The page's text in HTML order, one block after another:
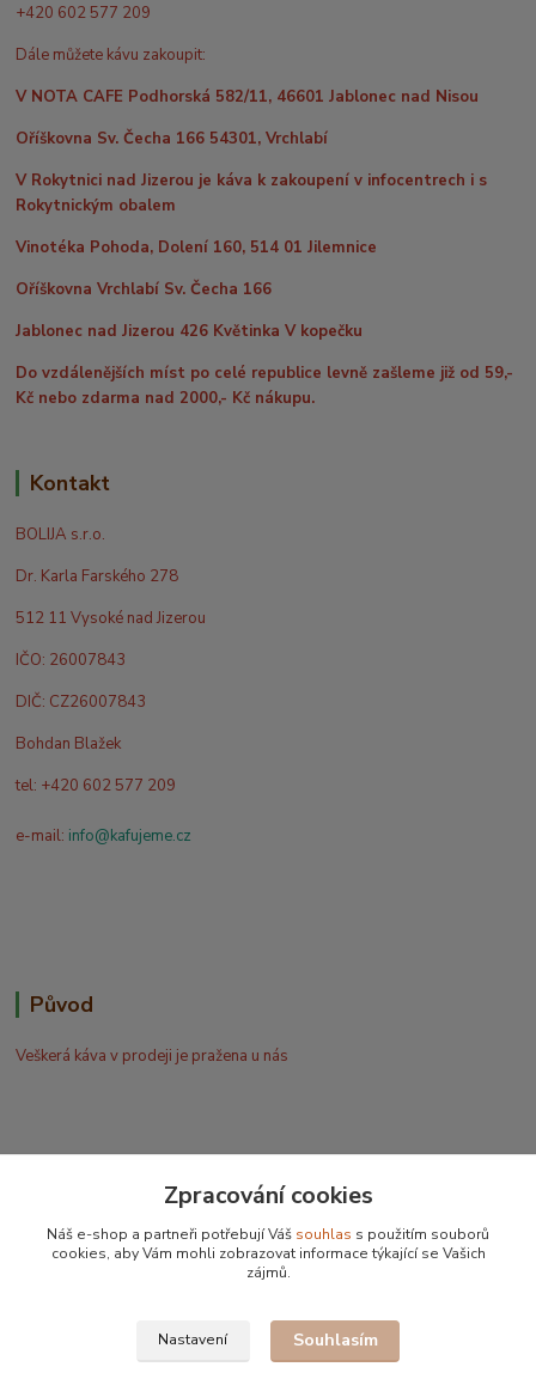
+420 602 577 209
Dále můžete kávu zakoupit:
V NOTA CAFE Podhorská 582/11, 46601 Jablonec nad Nisou
Oříškovna Sv. Čecha 166 54301, Vrchlabí
V Rokytnici nad Jizerou je káva k zakoupení v infocentrech i s
Rokytnickým obalem
Vinotéka Pohoda, Dolení 160, 514 01 Jilemnice
Oříškovna Vrchlabí Sv. Čecha 166
Jablonec nad Jizerou 426 Květinka V kopečku
Do vzdálenějších míst po celé republice levně zašleme již od 59,-
Kč nebo zdarma nad 2000,- Kč nákupu.
Kontakt
BOLIJA s.r.o.
Dr. Karla Farského 278
512 11 Vysoké nad Jizerou
IČO: 26007843
DIČ: CZ26007843
Bohdan Blažek
tel: +420 602 577 209
e-mail: info@kafujeme.cz
Původ
Veškerá káva v prodeji je pražena u nás
+420 602 577 209
Zpracování cookies
Náš e-shop a partneři potřebují Váš souhlas s použitím souborů
cookies, aby Vám mohli zobrazovat informace týkající se Vašich
zájmů.
Nastavení Souhlasím